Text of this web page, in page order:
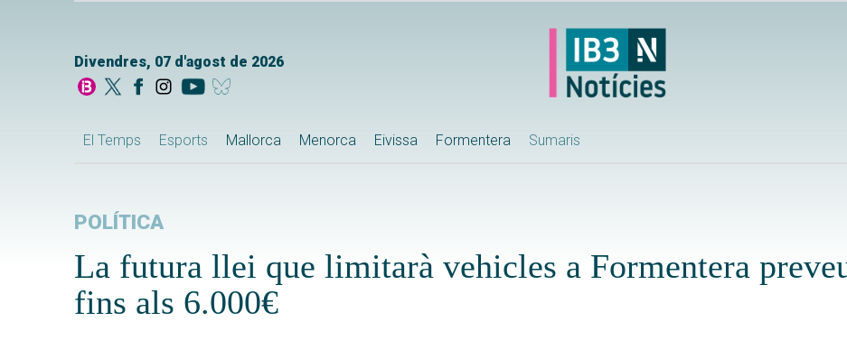
Divendres, 07 d'agost de 2026
El Temps Esports Mallorca Menorca Eivissa Formentera Sumaris
POLÍTICA
La futura llei que limitarà vehicles a Formentera
fins als 6.000€